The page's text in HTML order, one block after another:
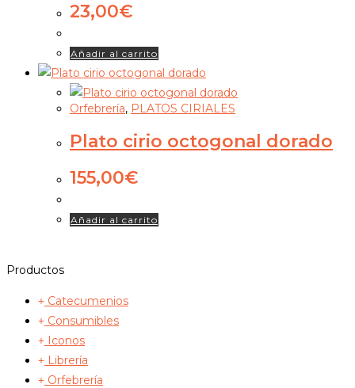
23,00€
Añadir al carrito
Orfebrería, PLATOS CIRIALES
Plato cirio octogonal dorado
155,00€
Añadir al carrito
Productos
Catecumenios
Consumibles
Iconos
Librería
Orfebrería